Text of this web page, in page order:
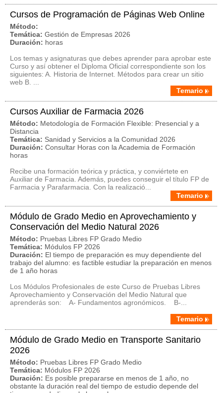
Cursos de Programación de Páginas Web Online
Método:
Temática: Gestión de Empresas 2026
Duración: horas
Los temas y asignaturas que debes aprender para aprobar este
Curso y así obtener el Diploma Oficial correspondiente son los
siguientes: A. Historia de Internet. Métodos para crear un sitio
web B. ...
Temario
Cursos Auxiliar de Farmacia 2026
Método: Metodología de Formación Flexible: Presencial y a
Distancia
Temática: Sanidad y Servicios a la Comunidad 2026
Duración: Consultar Horas con la Academia de Formación
horas
Recibe una formación teórica y práctica, y conviértete en
Auxiliar de Farmacia. Además, puedes conseguir el título FP de
Farmacia y Parafarmacia. Con la realizació...
Temario
Módulo de Grado Medio en Aprovechamiento y
Conservación del Medio Natural 2026
Método: Pruebas Libres FP Grado Medio
Temática: Módulos FP 2026
Duración: El tiempo de preparación es muy dependiente del
trabajo del alumno: es factible estudiar la preparación en menos
de 1 año horas
Los Módulos Profesionales de este Curso de Pruebas Libres
Aprovechamiento y Conservación del Medio Natural que
aprenderás son: A- Fundamentos agronómicos. B-...
Temario
Módulo de Grado Medio en Transporte Sanitario
2026
Método: Pruebas Libres FP Grado Medio
Temática: Módulos FP 2026
Duración: Es posible prepararse en menos de 1 año, no
obstante la duración real del tiempo de estudio depende del